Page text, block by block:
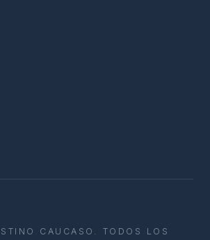
CAUCASO. TODOS LOS